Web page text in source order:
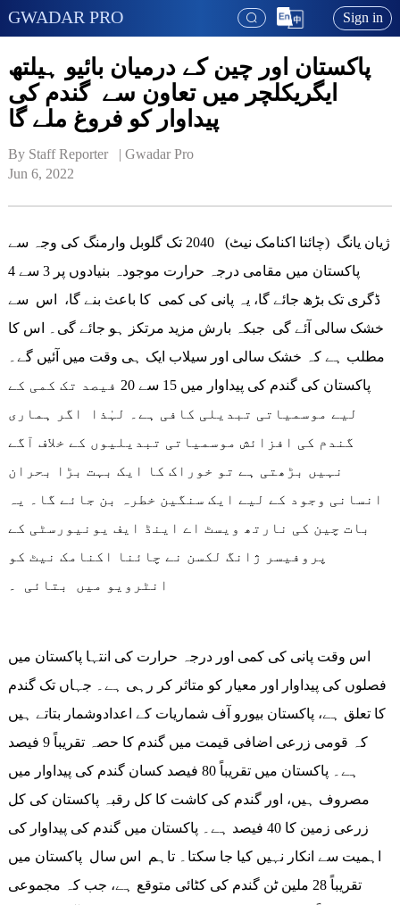
GWADAR PRO Sign in
پاکستان اور چین کے درمیان بائیو ہیلتھ
ایگریکلچر میں تعاون سے گندم کی
پیداوار کو فروغ ملے گا
By Staff Reporter   | Gwadar Pro
Jun 6, 2022
ژیان یانگ (چائنا اکنامک نیٹ) 2040 تک گلوبل وارمنگ کی وجہ سے
پاکستان میں مقامی درجہ حرارت موجودہ بنیادوں پر 3 سے 4
ڈگری تک بڑھ جائے گا، یہ پانی کی کمی کا باعث بنے گا، اس سے
خشک سالی آئے گی جبکہ بارش مزید مرتکز ہو جائے گی۔ اس کا
مطلب ہے کہ خشک سالی اور سیلاب ایک ہی وقت میں آئیں گے۔
پاکستان کی گندم کی پیداوار میں 15 سے 20 فیصد تک کمی کے
لیے موسمیاتی تبدیلی کافی ہے۔ لہٰذا اگر ہماری
گندم کی افزائش موسمیاتی تبدیلیوں کے خلاف آگے
نہیں بڑھتی ہے تو خوراک کا ایک بہت بڑا بحران
انسانی وجود کے لیے ایک سنگین خطرہ بن جائے گا۔ یہ
بات چین کی نارتھ ویسٹ اے اینڈ ایف یونیورسٹی کے
پروفیسر ژانگ لکسن نے چائنا اکنامک نیٹ کو
اس وقت پانی کی کمی اور درجہ حرارت کی انتہا پاکستان میں
فصلوں کی پیداوار اور معیار کو متاثر کر رہی ہے۔ جہاں تک گندم
کا تعلق ہے، پاکستان بیورو آف شماریات کے اعدادوشمار بتاتے ہیں
کہ قومی زرعی اضافی قیمت میں گندم کا حصہ تقریباً 9 فیصد
ہے۔ پاکستان میں تقریباً 80 فیصد کسان گندم کی پیداوار میں
مصروف ہیں، اور گندم کی کاشت کا کل رقبہ پاکستان کی کل
زرعی زمین کا 40 فیصد ہے۔ پاکستان میں گندم کی پیداوار کی
اہمیت سے انکار نہیں کیا جا سکتا۔ تاہم اس سال پاکستان میں
تقریباً 28 ملین ٹن گندم کی کٹائی متوقع ہے، جب کہ مجموعی